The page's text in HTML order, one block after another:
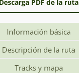
Descarga PDF de la ruta
Información básica
Descripción de la ruta
Tracks y mapa